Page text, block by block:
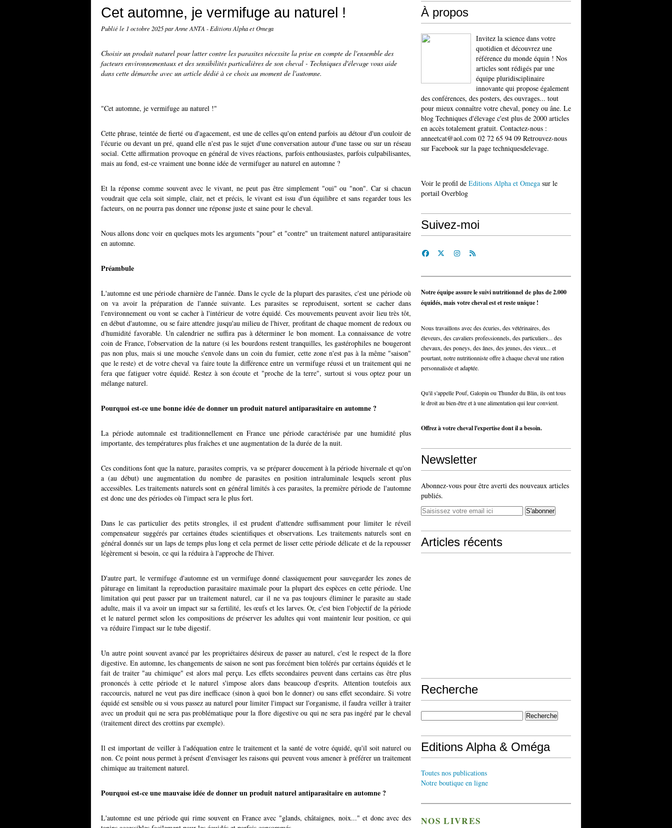
Cet automne, je vermifuge au naturel !
Publié le 1 octobre 2025par Anne ANTA - Editions Alpha et Omega
Choisir un produit naturel pour lutter contre les parasites nécessite la prise en compte de l'ensemble des
facteurs environnementaux et des sensibilités particulières de son cheval - Techniques d'élevage vous aide
dans cette démarche avec un article dédié à ce choix au moment de l'automne.
"Cet automne, je vermifuge au naturel !"
Cette phrase, teintée de fierté ou d'agacement, est une de celles qu'on entend parfois au détour d'un couloir de
l'écurie ou devant un pré, quand elle n'est pas le sujet d'une conversation autour d'une tasse ou sur un réseau
social. Cette affirmation provoque en général de vives réactions, parfois enthousiastes, parfois culpabilisantes,
mais au fond, est-ce vraiment une bonne idée de vermifuger au naturel en automne ?
Et la réponse comme souvent avec le vivant, ne peut pas être simplement "oui" ou "non". Car si chacun
voudrait que cela soit simple, clair, net et précis, le vivant est issu d'un équilibre et sans regarder tous les
facteurs, on ne pourra pas donner une réponse juste et saine pour le cheval.
Nous allons donc voir en quelques mots les arguments "pour" et "contre" un traitement naturel antiparasitaire
en automne.
Préambule
L'automne est une période charnière de l'année. Dans le cycle de la plupart des parasites, c'est une période où
on va avoir la préparation de l'année suivante. Les parasites se reproduisent, sortent se cacher dans
l'environnement ou vont se cacher à l'intérieur de votre équidé. Ces mouvements peuvent avoir lieu très tôt,
en début d'automne, ou se faire attendre jusqu'au milieu de l'hiver, profitant de chaque moment de redoux ou
d'humidité favorable. Un calendrier ne suffira pas à déterminer le bon moment. La connaissance de votre
coin de France, l'observation de la nature (si les bourdons restent tranquilles, les gastérophiles ne bougeront
pas non plus, mais si une mouche s'envole dans un coin du fumier, cette zone n'est pas à la même "saison"
que le reste) et de votre cheval va faire toute la différence entre un vermifuge réussi et un traitement qui ne
fera que fatiguer votre équidé. Restez à son écoute et "proche de la terre", surtout si vous optez pour un
mélange naturel.
Pourquoi est-ce une bonne idée de donner un produit naturel antiparasitaire en automne ?
La période automnale est traditionnellement en France une période caractérisée par une humidité plus
importante, des températures plus fraîches et une augmentation de la durée de la nuit.
Ces conditions font que la nature, parasites compris, va se préparer doucement à la période hivernale et qu'on
a (au début) une augmentation du nombre de parasites en position intraluminale lesquels seront plus
accessibles. Les traitements naturels sont en général limités à ces parasites, la première période de l'automne
est donc une des périodes où l'impact sera le plus fort.
Dans le cas particulier des petits strongles, il est prudent d'attendre suffisamment pour limiter le réveil
compensateur suggérés par certaines études scientifiques et observations. Les traitements naturels sont en
général donnés sur un laps de temps plus long et cela permet de lisser cette période délicate et de la repousser
légèrement si besoin, ce qui la réduira à l'approche de l'hiver.
D'autre part, le vermifuge d'automne est un vermifuge donné classiquement pour sauvegarder les zones de
pâturage en limitant la reproduction parasitaire maximale pour la plupart des espèces en cette période. Une
limitation qui peut passer par un traitement naturel, car il ne va pas toujours éliminer le parasite au stade
adulte, mais il va avoir un impact sur sa fertilité, les œufs et les larves. Or, c'est bien l'objectif de la période
et le naturel permet selon les compositions de préserver les adultes qui vont maintenir leur position, ce qui
va réduire l'impact sur le tube digestif.
Un autre point souvent avancé par les propriétaires désireux de passer au naturel, c'est le respect de la flore
digestive. En automne, les changements de saison ne sont pas forcément bien tolérés par certains équidés et le
fait de traiter "au chimique" est alors mal perçu. Les effets secondaires peuvent dans certains cas être plus
prononcés à cette période et le naturel s'impose alors dans beaucoup d'esprits. Attention toutefois aux
raccourcis, naturel ne veut pas dire inefficace (sinon à quoi bon le donner) ou sans effet secondaire. Si votre
équidé est sensible ou si vous passez au naturel pour limiter l'impact sur l'organisme, il faudra veiller à traiter
avec un produit qui ne sera pas problématique pour la flore digestive ou qui ne sera pas ingéré par le cheval
(traitement direct des crottins par exemple).
Il est important de veiller à l'adéquation entre le traitement et la santé de votre équidé, qu'il soit naturel ou
non. Ce point nous permet à présent d'envisager les raisons qui peuvent vous amener à préférer un traitement
chimique au traitement naturel.
Pourquoi est-ce une mauvaise idée de donner un produit naturel antiparasitaire en automne ?
L'automne est une période qui rime souvent en France avec "glands, châtaignes, noix..." et donc avec des
À propos
Invitez la science dans votre
quotidien et découvrez une
référence du monde équin ! Nos
articles sont rédigés par une
équipe pluridisciplinaire
innovante qui propose également
des conférences, des posters, des ouvrages... tout
pour mieux connaître votre cheval, poney ou âne. Le
blog Techniques d'élevage c'est plus de 2000 articles
en accès totalement gratuit. Contactez-nous :
anneetcat@aol.com 02 72 65 94 09 Retrouvez-nous
sur Facebook sur la page techniquesdelevage.
Voir le profil de Editions Alpha et Omega sur le
portail Overblog
Suivez-moi
Notre équipe assure le suivi nutritionnel de plus de 2.000
équidés, mais votre cheval est et reste unique !
Nous travaillons avec des écuries, des vétérinaires, des
éleveurs, des cavaliers professionnels, des particuliers... des
chevaux, des poneys, des ânes, des jeunes, des vieux... et
pourtant, notre nutritionniste offre à chaque cheval une ration
personnalisée et adaptée.
Qu'il s'appelle Pouf, Galopin ou Thunder du Blin, ils ont tous
le droit au bien-être et à une alimentation qui leur convient.
Offrez à votre cheval l'expertise dont il a besoin.
Newsletter
Abonnez-vous pour être averti des nouveaux articles
publiés.
Articles récents
Recherche
Editions Alpha & Oméga
Toutes nos publications
Notre boutique en ligne
NOS LIVRES